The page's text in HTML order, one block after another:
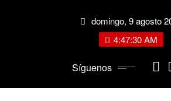
domingo, 9 agosto
4:47:31 AM
Síguenos